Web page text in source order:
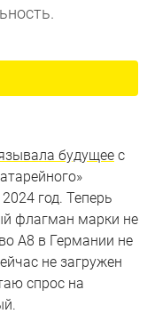
будущее с
год. Теперь
флагман марки не
A8 в Германии не
не загружен
спрос на